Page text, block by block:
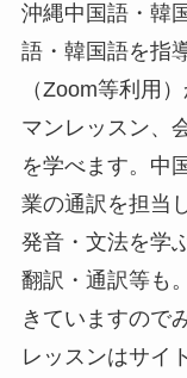
沖縄中国語・韓
語・韓国語を指
（Zoom等利用
マンレッスン、
を学べます。中
業の通訳を担当
発音・文法を学
翻訳・通訳等も
きていますので
レッスンはサイ